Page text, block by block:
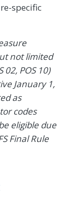
specific
not limited
02, POS 10)
January 1,
as
codes
eligible due
Final Rule